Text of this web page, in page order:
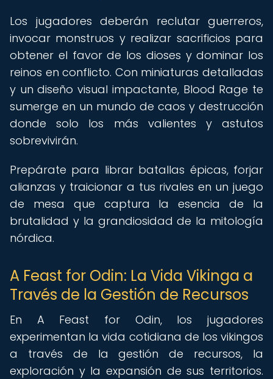
Los jugadores deberán reclutar guerreros,
invocar monstruos y realizar sacrificios para
obtener el favor de los dioses y dominar los
reinos en conflicto. Con miniaturas detalladas
y un diseño visual impactante, Blood Rage te
sumerge en un mundo de caos y destrucción
donde solo los más valientes y astutos
sobrevivirán.
Prepárate para librar batallas épicas, forjar
alianzas y traicionar a tus rivales en un juego
de mesa que captura la esencia de la
brutalidad y la grandiosidad de la mitología
nórdica.
A Feast for Odin: La Vida Vikinga a
Través de la Gestión de Recursos
En A Feast for Odin, los jugadores
experimentan la vida cotidiana de los vikingos
a través de la gestión de recursos, la
exploración y la expansión de sus territorios.